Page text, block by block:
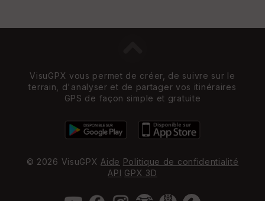
VisuGPX vous permet de créer, de suivre sur le
terrain, d'analyser et de partager vos itinéraires
GPS de façon simple et gratuite
© 2026 VisuGPX Aide Politique de confidentialité
API GPX 3D